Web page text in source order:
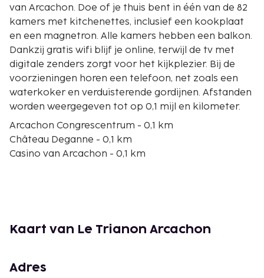
van Arcachon. Doe of je thuis bent in één van de 82
kamers met kitchenettes, inclusief een kookplaat
en een magnetron. Alle kamers hebben een balkon.
Dankzij gratis wifi blijf je online, terwijl de tv met
digitale zenders zorgt voor het kijkplezier. Bij de
voorzieningen horen een telefoon, net zoals een
waterkoker en verduisterende gordijnen. Afstanden
worden weergegeven tot op 0,1 mijl en kilometer.
Arcachon Congrescentrum - 0,1 km
Château Deganne - 0,1 km
Casino van Arcachon - 0,1 km
Bassin d'Arcachon - 0,4 km
Port d'Arcachon - 2,4 km
Kaart van Le Trianon Arcachon
Adres